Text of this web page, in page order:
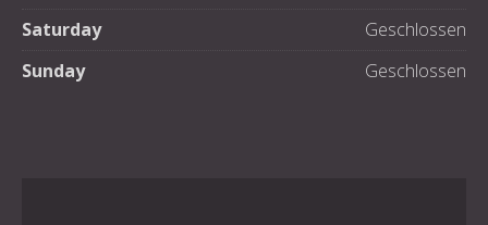
Saturday
Geschlossen
Sunday
Geschlossen